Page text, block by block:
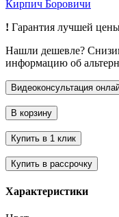
Кирпич Боровичи
! Гарантия лучшей
Нашли дешевле?
информацию об
Характеристики